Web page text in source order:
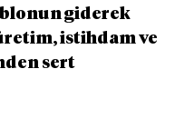
giderek
istihdam ve
sert